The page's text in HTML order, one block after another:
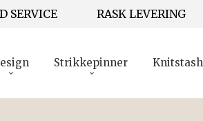
SERVICE RASK LEVERING
Strikkepinner Knitstash